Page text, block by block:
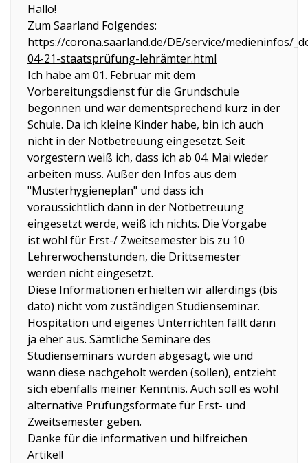
Hallo!
Zum Saarland Folgendes:
https://corona.saarland.de/DE/service/medieninfos/
04-21-staatsprüfung-lehrämter.html
Ich habe am 01. Februar mit dem
Vorbereitungsdienst für die Grundschule
begonnen und war dementsprechend kurz in der
Schule. Da ich kleine Kinder habe, bin ich auch
nicht in der Notbetreuung eingesetzt. Seit
vorgestern weiß ich, dass ich ab 04. Mai wieder
arbeiten muss. Außer den Infos aus dem
"Musterhygieneplan" und dass ich
voraussichtlich dann in der Notbetreuung
eingesetzt werde, weiß ich nichts. Die Vorgabe
ist wohl für Erst-/ Zweitsemester bis zu 10
Lehrerwochenstunden, die Drittsemester
werden nicht eingesetzt.
Diese Informationen erhielten wir allerdings (bis
dato) nicht vom zuständigen Studienseminar.
Hospitation und eigenes Unterrichten fällt dann
ja eher aus. Sämtliche Seminare des
Studienseminars wurden abgesagt, wie und
wann diese nachgeholt werden (sollen), entzieht
sich ebenfalls meiner Kenntnis. Auch soll es wohl
alternative Prüfungsformate für Erst- und
Zweitsemester geben.
Danke für die informativen und hilfreichen
Artikel!